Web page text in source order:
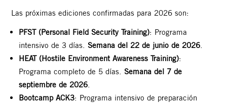
Las próximas ediciones confirmadas para 2026 son:
PFST (Personal Field Security Training): Programa
intensivo de 3 días. Semana del 22 de junio de 2026
HEAT (Hostile Environment Awareness Training):
Programa completo de 5 días. Semana del 7 de
septiembre de 2026
Bootcamp ACK3: Programa intensivo de preparación